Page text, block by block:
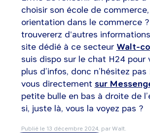
choisir son école de
orientation dans le commerce ?
trouvererz d'autres
site dédié à ce secteur Walt-
suis dispo sur le chat H24 pour
plus d’infos, donc n’hésitez
vous directement sur
petite bulle en bas à droite de
si, juste là, vous la voyez pas ?
Publié le 13 décembre 2024, par Walt.